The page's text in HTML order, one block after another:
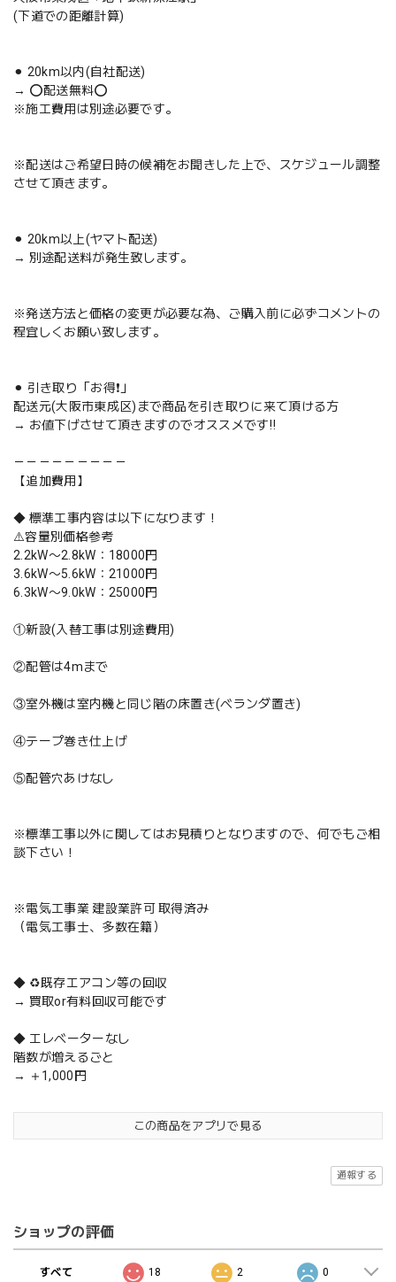
(下道での距離計算)
⚫︎ 20km以内(自社配送)
→ ⭕️配送無料⭕️
※施工費用は別途必要です。
※配送はご希望日時の候補をお聞きした上で、スケジュール調整
させて頂きます。
⚫︎ 20km以上(ヤマト配送)
→ 別途配送料が発生致します。
※発送方法と価格の変更が必要な為、ご購入前に必ずコメントの
程宜しくお願い致します。
⚫︎ 引き取り「お得❗️」
配送元(大阪市東成区)まで商品を引き取りに来て頂ける方
→ お値下げさせて頂きますのでオススメです‼️
－－－－－－－－－
【追加費用】
◆ 標準工事内容は以下になります！
⚠️容量別価格参考
2.2kW〜2.8kW：18000円
3.6kW〜5.6kW：21000円
6.3kW〜9.0kW：25000円
①新設(入替工事は別途費用)
②配管は4mまで
③室外機は室内機と同じ階の床置き(ベランダ置き)
④テープ巻き仕上げ
⑤配管穴あけなし
※標準工事以外に関してはお見積りとなりますので、何でもご相
談下さい！
※電気工事業 建設業許可 取得済み
（電気工事士、多数在籍）
◆ ♻️既存エアコン等の回収
→ 買取or有料回収可能です
◆ エレベーターなし
階数が増えるごと
→ ＋1,000円
この商品をアプリで見る
通報する
ショップの評価
すべて 18 2 0